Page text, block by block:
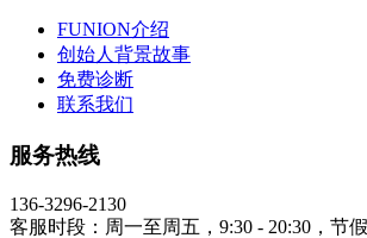
FUNION介绍
创始人背景故事
免费诊断
联系我们
服务热线
136-3296-2130
客服时段：周一至周五，9:30 - 20:30，节